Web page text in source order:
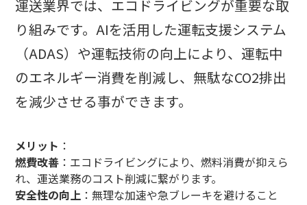
運送業界では、エコドライビングが重要な取
り組みです。AIを活用した運転支援システム
（ADAS）や運転技術の向上により、運転中
のエネルギー消費を削減し、無駄なCO2排出
を減少させる事ができます。
メリット ：
燃費改善 ：エコドライビングにより、燃料消費が抑えら
れ、運送業務のコスト削減に繋がります。
安全性の向上 ：無理な加速や急ブレーキを避けること